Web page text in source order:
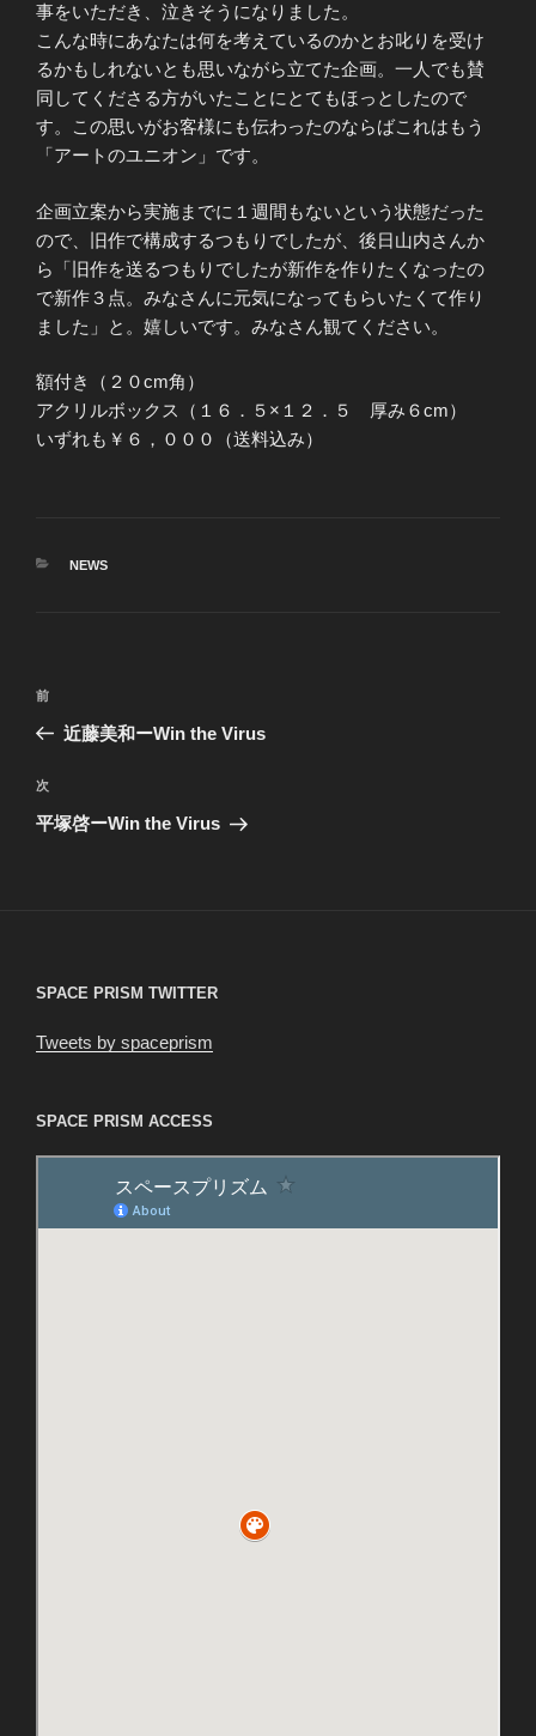
事をいただき、泣きそうになりました。
こんな時にあなたは何を考えているのかとお叱りを受け
るかもしれないとも思いながら立てた企画。一人でも賛
同してくださる方がいたことにとてもほっとしたので
す。この思いがお客様にも伝わったのならばこれはもう
「アートのユニオン」です。
企画立案から実施までに１週間もないという状態だった
ので、旧作で構成するつもりでしたが、後日山内さんか
ら「旧作を送るつもりでしたが新作を作りたくなったの
で新作３点。みなさんに元気になってもらいたくて作り
ました」と。嬉しいです。みなさん観てください。
額付き（２０cm角）
アクリルボックス（１６．５×１２．５ 厚み６cm）
いずれも￥６，０００（送料込み）
カ
NEWS
投
ビ
ゲ
前
の
稿
前
近藤美和ーWin the Virus
次
の
次
平塚啓ーWin the Virus
SPACE PRISM TWITTER
Tweets by spaceprism
SPACE PRISM ACCESS